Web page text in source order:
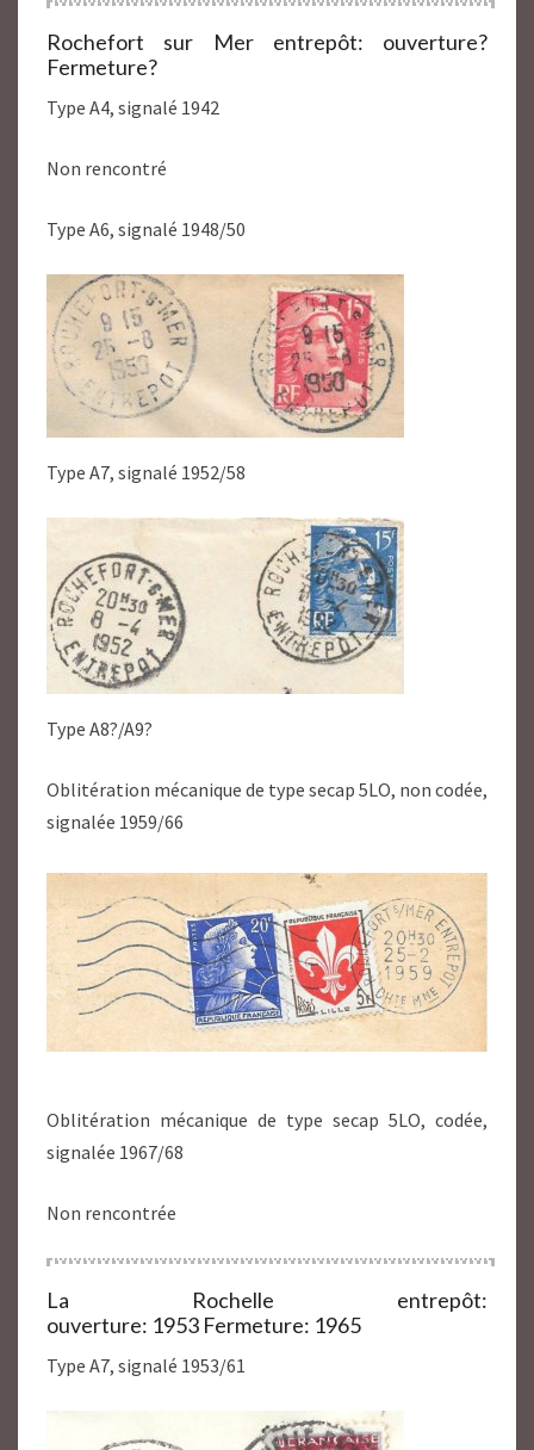
Rochefort sur Mer entrepôt: ouverture?
Fermeture?
Type A4, signalé 1942
Non rencontré
Type A6, signalé 1948/50
Type A7, signalé 1952/58
Type A8?/A9?
Oblitération mécanique de type secap 5LO, non codée,
signalée 1959/66
Oblitération mécanique de type secap 5LO, codée,
signalée 1967/68
Non rencontrée
La Rochelle entrepôt:
ouverture: 1953 Fermeture: 1965
Type A7, signalé 1953/61